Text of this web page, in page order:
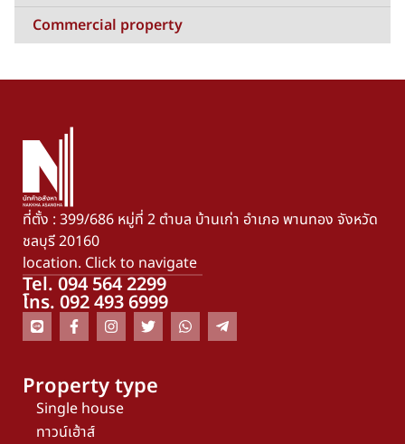
Commercial property
ที่ตั้ง : 399/686 หมู่ที่ 2 ตำบล บ้านเก่า อำเภอ พานทอง จังหวัด
ชลบุรี 20160
location. Click to navigate
Tel. 094 564 2299
โทร. 092 493 6999
Property type
Single house
ทาวน์เฮ้าส์